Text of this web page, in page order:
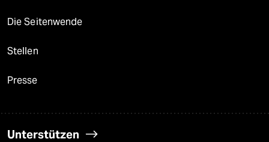
Die Seitenwende
Stellen
Presse
Unterstützen